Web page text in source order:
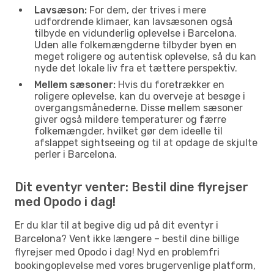
Lavsæson: For dem, der trives i mere
udfordrende klimaer, kan lavsæsonen også
tilbyde en vidunderlig oplevelse i Barcelona.
Uden alle folkemængderne tilbyder byen en
meget roligere og autentisk oplevelse, så du kan
nyde det lokale liv fra et tættere perspektiv.
Mellem sæsoner: Hvis du foretrækker en
roligere oplevelse, kan du overveje at besøge i
overgangsmånederne. Disse mellem sæsoner
giver også mildere temperaturer og færre
folkemængder, hvilket gør dem ideelle til
afslappet sightseeing og til at opdage de skjulte
perler i Barcelona.
Dit eventyr venter: Bestil dine flyrejser
med Opodo i dag!
Er du klar til at begive dig ud på dit eventyr i
Barcelona? Vent ikke længere – bestil dine billige
flyrejser med Opodo i dag! Nyd en problemfri
bookingoplevelse med vores brugervenlige platform,